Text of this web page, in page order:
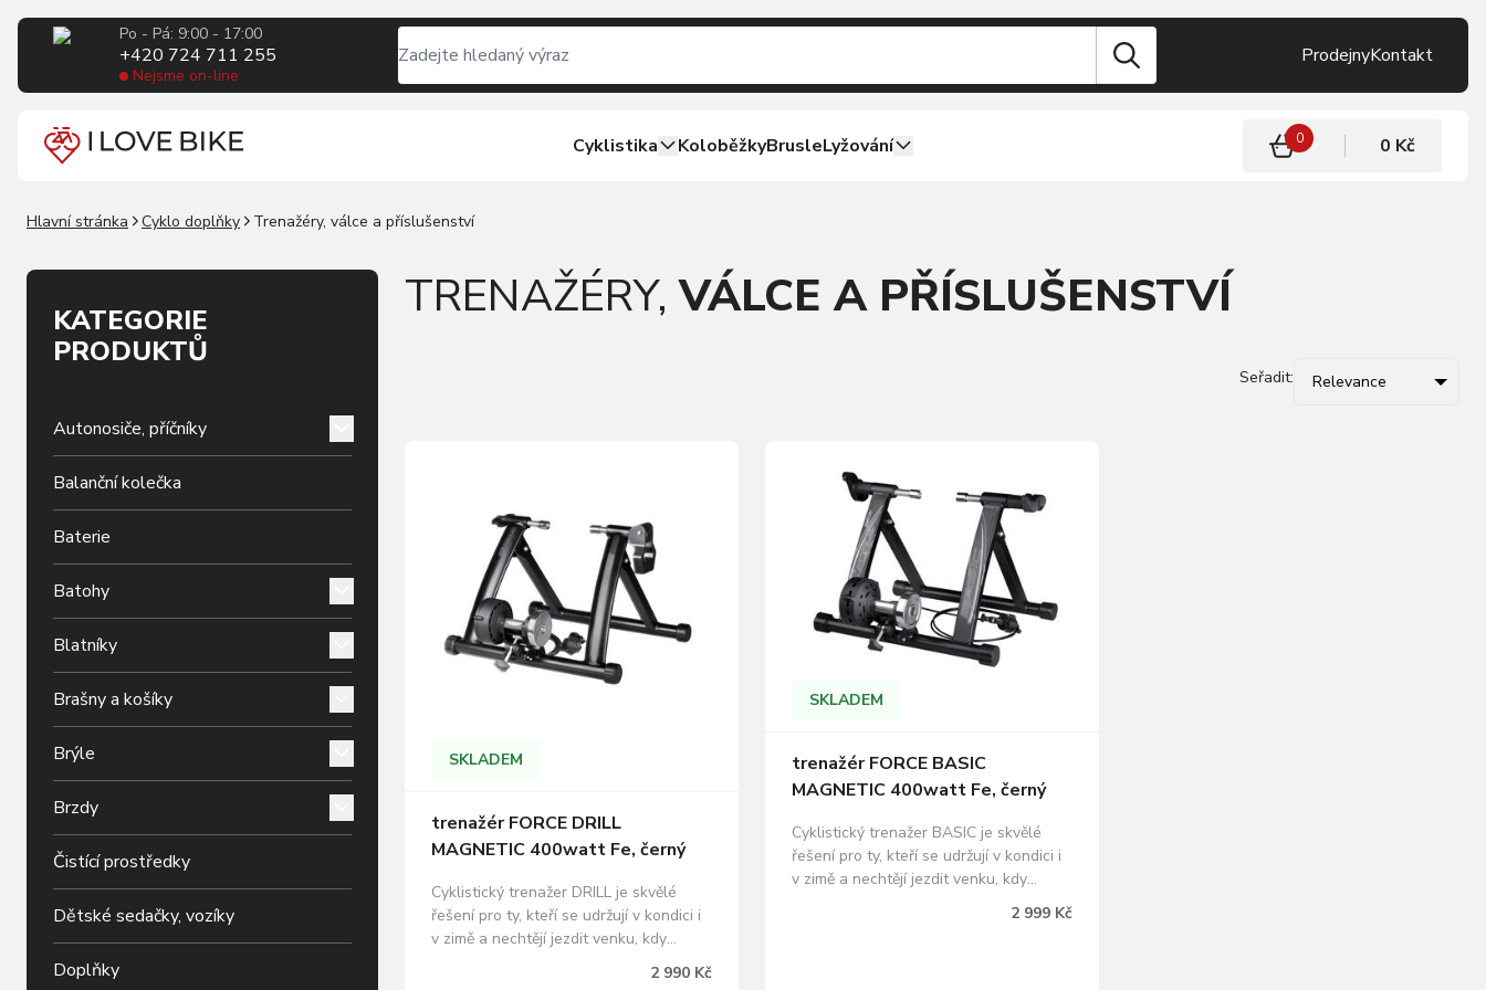
Po - Pá: 9:00 - 17:00
+420 724 711 255
Nejsme on-line
ProdejnyKontakt
Cyklistika KoloběžkyBrusleLyžování 0 0 Kč
Hlavní stránka Cyklo doplňky Trenažéry, válce a příslušenství
KATEGORIE
PRODUKTŮ
Autonosiče, příčníky
Balanční kolečka
Baterie
Batohy
Blatníky
Brašny a košíky
Brýle
Brzdy
Čistící prostředky
Dětské sedačky, vozíky
Doplňky
TRENAŽÉRY,VÁLCE A PŘÍSLUŠENSTVÍ
Seřadit: Relevance
SKLADEM
trenažér FORCE DRILL
MAGNETIC 400watt Fe, černý
Cyklistický trenažer DRILL je skvělé
řešení pro ty, kteří se udržují v kondici i
v zimě a nechtějí jezdit venku, kdy
nejsou zrovna ideální podmínky na kolo.
MAGNETICKY bržděný trenažer - 1 silný
2 990 Kč
SKLADEM
trenažér FORCE BASIC
MAGNETIC 400watt Fe, černý
Cyklistický trenažer BASIC je skvělé
řešení pro ty, kteří se udržují v kondici i
v zimě a nechtějí jezdit venku, kdy
nejsou zrovna ideální podmínky na kolo.
MAGNETICKY bržděný trenažer - 6
2 999 Kč